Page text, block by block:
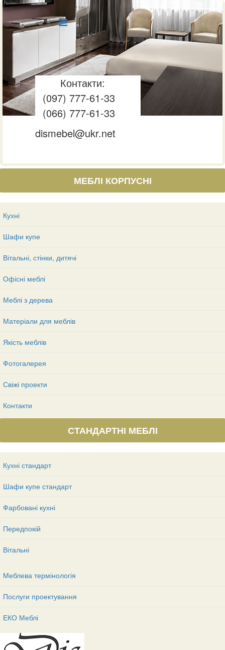
Контакти:
(097) 777-61-33
(066) 777-61-33
dismebel@ukr.net
МЕБЛІ КОРПУСНІ
Кухні
Шафи купе
Вітальні, стінки, дитячі
Офісні меблі
Меблі з дерева
Матеріали для меблів
Якість меблів
Фотогалерея
Свіжі проекти
Контакти
СТАНДАРТНІ МЕБЛІ
Кухні стандарт
Шафи купе стандарт
Фарбовані кухні
Передпокій
Вітальні
Меблева термінологія
Послуги проектування
ЕКО Меблі